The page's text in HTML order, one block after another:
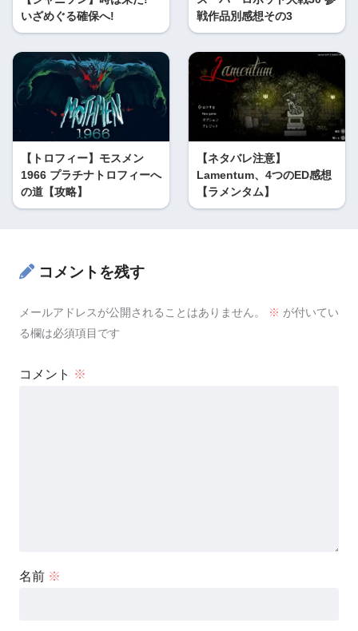
いざめぐる確保へ!
戦作品別感想その3
【トロフィー】モスメン
1966 プラチナトロフィーへ
の道【攻略】
【ネタバレ注意】
Lamentum、4つのED感想
【ラメンタム】
コメントを残す
メールアドレスが公開されることはありません。 ※ が付いてい
る欄は必須項目です
コメント ※
名前 ※